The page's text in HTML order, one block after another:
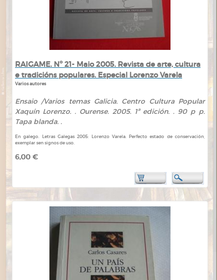
RAIGAME. Nº 21- Maio 2005. Revista de arte, cultura
e tradicións populares. Especial Lorenzo Varela
Varios autores
Ensaio /Varios temas Galicia. Centro Cultura Popular
Xaquín Lorenzo. . Ourense. 2005. 1ª edición. . 90 p p.
Tapa blanda. .
En galego. Letras Galegas 2005: Lorenzo Varela. Perfecto estado de conservación,
exemplar sen signos de uso.
6,00 €